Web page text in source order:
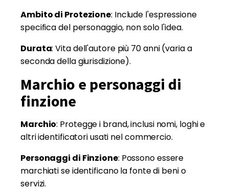
Ambito di Protezione: Include l'espressione
specifica del personaggio, non solo l'idea.
Durata: Vita dell'autore più 70 anni (varia a
seconda della giurisdizione).
Marchio e personaggi di
finzione
Marchio: Protegge i brand, inclusi nomi, loghi e
altri identificatori usati nel commercio.
Personaggi di Finzione: Possono essere
marchiati se identificano la fonte di beni o
servizi.